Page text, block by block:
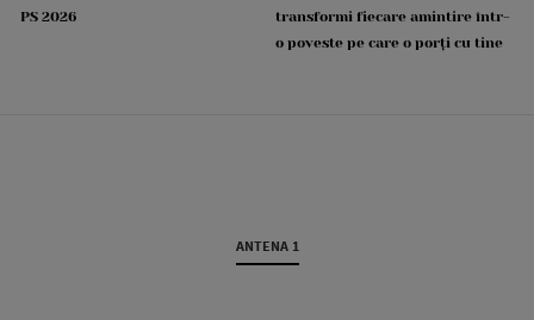
PS 2026
transformi fiecare amintire într-
o poveste pe care o porți cu tine
ANTENA 1